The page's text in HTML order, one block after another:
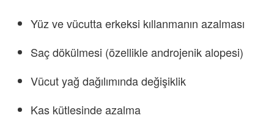
Yüz ve vücutta erkeksi kıllanmanın azalması
Saç dökülmesi (özellikle androjenik alopesi)
Vücut yağ dağılımında değişiklik
Kas kütlesinde azalma